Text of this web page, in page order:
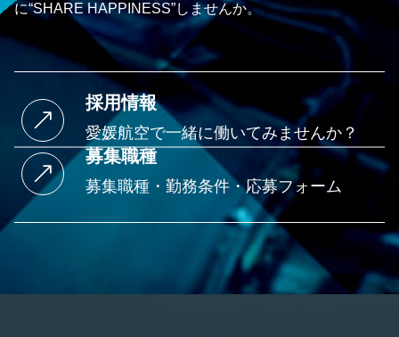
に“SHARE HAPPINESS”しませんか。
採用情報
愛媛航空で一緒に働いてみませんか？
募集職種
募集職種・勤務条件・応募フォーム